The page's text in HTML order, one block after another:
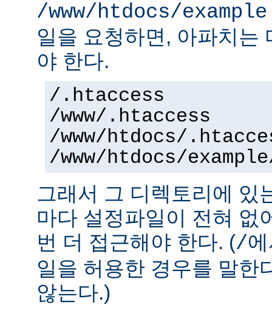
/www/htdocs/example
일을 요청하면, 아파치는
야 한다.
/.htaccess
/www/.htaccess
/www/htdocs/
/www/htdocs/
그래서 그 디렉토리에 있
마다 설정파일이 전혀 없
번 더 접근해야 한다. (/
일을 허용한 경우를 말한
않는다.)